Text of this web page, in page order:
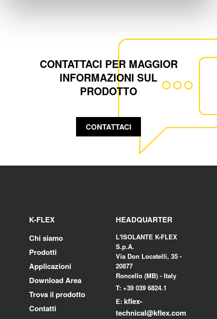
CONTATTACI PER MAGGIOR
INFORMAZIONI SUL
PRODOTTO
CONTATTACI
K-FLEX
Chi siamo
Prodotti
Applicazioni
Download Area
Trova il prodotto
Contatti
HEADQUARTER
L'ISOLANTE K-FLEX
S.p.A.
Via Don Locatelli, 35 -
20877
Roncello (MB) - Italy
T: +39 039 6824.1
E: kflex-
technical@kflex.com